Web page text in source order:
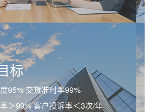
标
95% 交货准时率99%
＞99% 客户投诉率＜3次/年